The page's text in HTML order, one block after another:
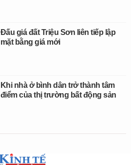
Đấu giá đất Triệu Sơn liên tiếp lập
mặt bằng giá mới
Khi nhà ở bình dân trở thành tâm
điểm của thị trường bất động sản